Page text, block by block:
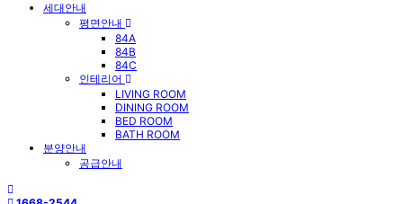
세대안내
평면안내
84A
84B
84C
인테리어
LIVING ROOM
DINING ROOM
BED ROOM
BATH ROOM
분양안내
공급안내